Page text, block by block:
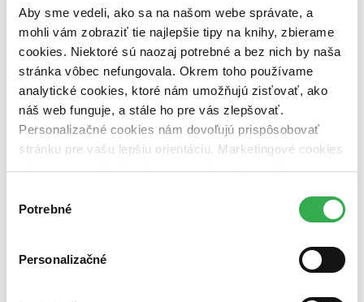
Aby sme vedeli, ako sa na našom webe správate, a
mohli vám zobraziť tie najlepšie tipy na knihy, zbierame
cookies. Niektoré sú naozaj potrebné a bez nich by naša
stránka vôbec nefungovala. Okrem toho používame
analytické cookies, ktoré nám umožňujú zisťovať, ako
náš web funguje, a stále ho pre vás zlepšovať.
Personalizačné cookies nám dovoľujú prispôsobovať
stránku pre vašu lepšiu orientáciu. Marketingové cookies
nám zas umožňujú zobrazenie relevantnej reklamy.
nám pomohlo, keby sme mohli používať všetky tieto
súhlasu
Potrebné
Personalizačné
Téma
emigrácia (1 titul)
Vydavateľstvo
Doplněk (1 titul)Doplněk1
Väzba
brožovaná väzba (1 titul)brožovaná väzba1
Zúžiť výber
Bestsellery